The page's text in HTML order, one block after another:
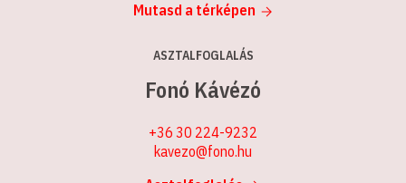
Mutasd a térképen
ASZTALFOGLALÁS
Fonó Kávézó
+36 30 224-9232
kavezo@fono.hu